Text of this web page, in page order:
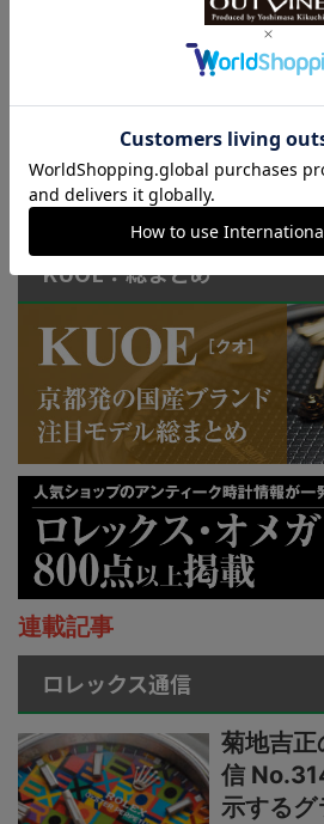
特許取得“耐衝撃”ウオッチな
KUOE：総まとめ
連載記事
ロレックス通信
菊地吉正
信
示するグ